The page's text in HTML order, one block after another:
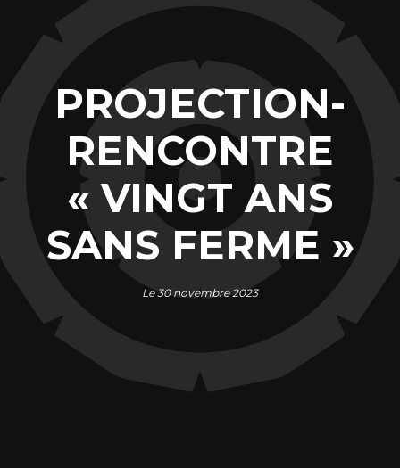
PROJECTION-
RENCONTRE
« VINGT ANS
SANS FERME »
Le 30 novembre 2023